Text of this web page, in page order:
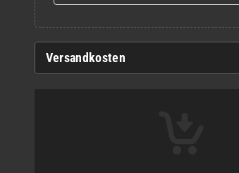
Versandkosten